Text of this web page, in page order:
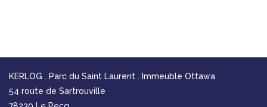
KERLOG . Parc du Saint Laurent . Immeuble Ottawa
54 route de Sartrouville